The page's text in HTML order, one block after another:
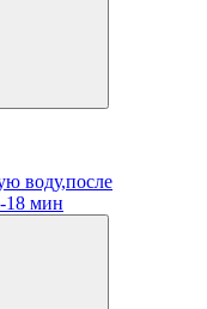
воду,после
18 мин